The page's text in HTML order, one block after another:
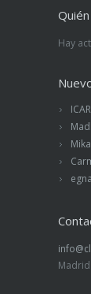
Hay
Madrid